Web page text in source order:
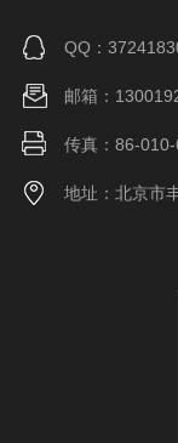
QQ：
邮箱：
传真：86-
地址：北京市